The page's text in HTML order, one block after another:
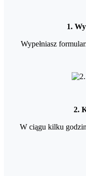
1.
Wypełniasz
2.
W ciągu kilku